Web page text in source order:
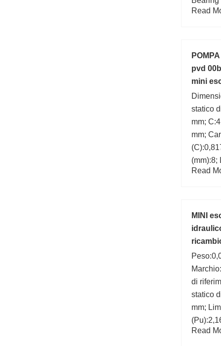
mm; r
Read
pvd
mini
statico
mm;
mm;
(mm):8;
mm;
Read
MINI
di
statico
mm;
Read